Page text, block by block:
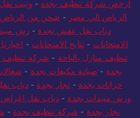
ارخص شركة تنظيف بجدة - ونيت
الرياض الي مصر - شحن من
دباب نقل عفش بجدة - رش
الامتحانات - نتايج الامتحانات -
تنظيف منازل بالباحة - شركة تنظيف
بجدة - صيانة مكيفات بجدة -
خزانات بجدة - نجار بجدة - دباب
ورش مبيدات بجدة -دباب نقل
نجار بجدة - شركة تنظيف بجدة -